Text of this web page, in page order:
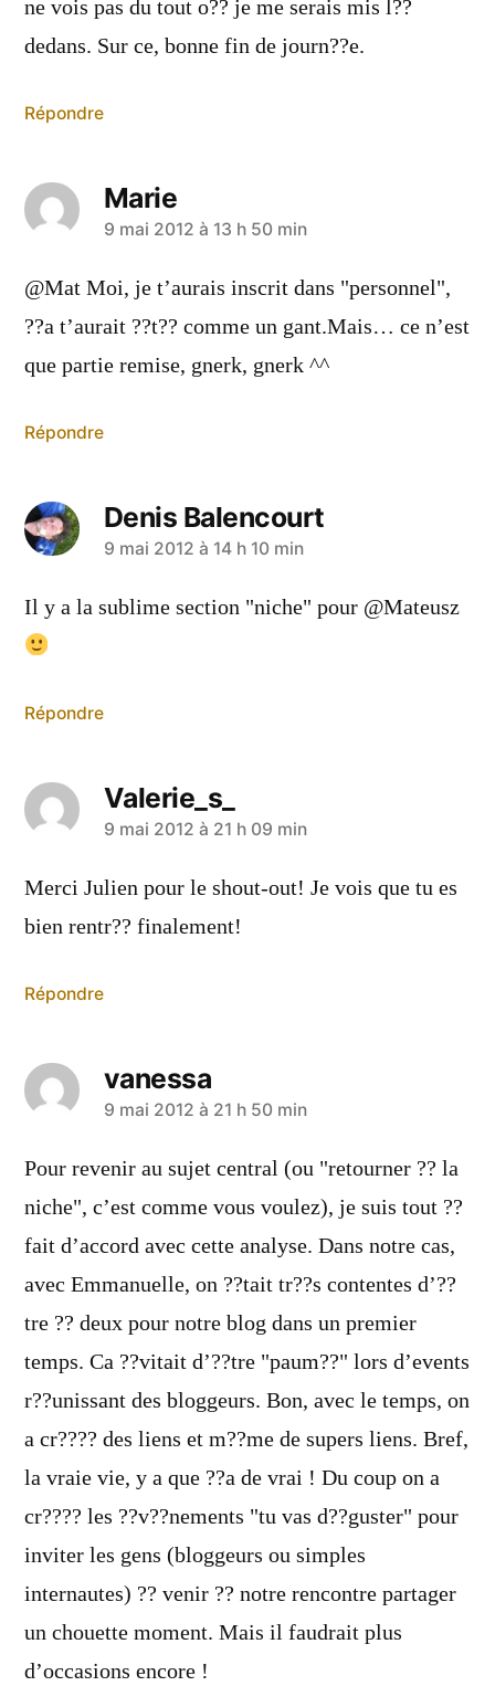
ne vois pas du tout o?? je me serais mis l??
dedans. Sur ce, bonne fin de journ??e.
Répondre
Marie
a
dit :
9 mai 2012 à 13 h 50 min
@Mat Moi, je t’aurais inscrit dans "personnel",
??a t’aurait ??t?? comme un gant.Mais… ce n’est
que partie remise, gnerk, gnerk ^^
Répondre
Denis Balencourt
a
dit :
9 mai 2012 à 14 h 10 min
Il y a la sublime section "niche" pour @Mateusz
Répondre
Valerie_s_
a
dit :
9 mai 2012 à 21 h 09 min
Merci Julien pour le shout-out! Je vois que tu es
bien rentr?? finalement!
Répondre
vanessa
a
dit :
9 mai 2012 à 21 h 50 min
Pour revenir au sujet central (ou "retourner ?? la
niche", c’est comme vous voulez), je suis tout ??
fait d’accord avec cette analyse. Dans notre cas,
avec Emmanuelle, on ??tait tr??s contentes d’??
tre ?? deux pour notre blog dans un premier
temps. Ca ??vitait d’??tre "paum??" lors d’events
r??unissant des bloggeurs. Bon, avec le temps, on
a cr???? des liens et m??me de supers liens. Bref,
la vraie vie, y a que ??a de vrai ! Du coup on a
cr???? les ??v??nements "tu vas d??guster" pour
inviter les gens (bloggeurs ou simples
internautes) ?? venir ?? notre rencontre partager
un chouette moment. Mais il faudrait plus
d’occasions encore !